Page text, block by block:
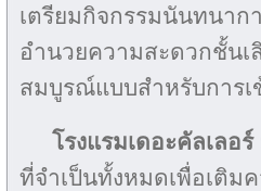
เตรียมกิจกรรมนันทนาก
อำนวยความสะดวกชั้นเ
สมบูรณ์แบบสำหรับการ
โรงแรมเดอะคัลเลอร์
ที่จำเป็นทั้งหมดเพื่อเติม